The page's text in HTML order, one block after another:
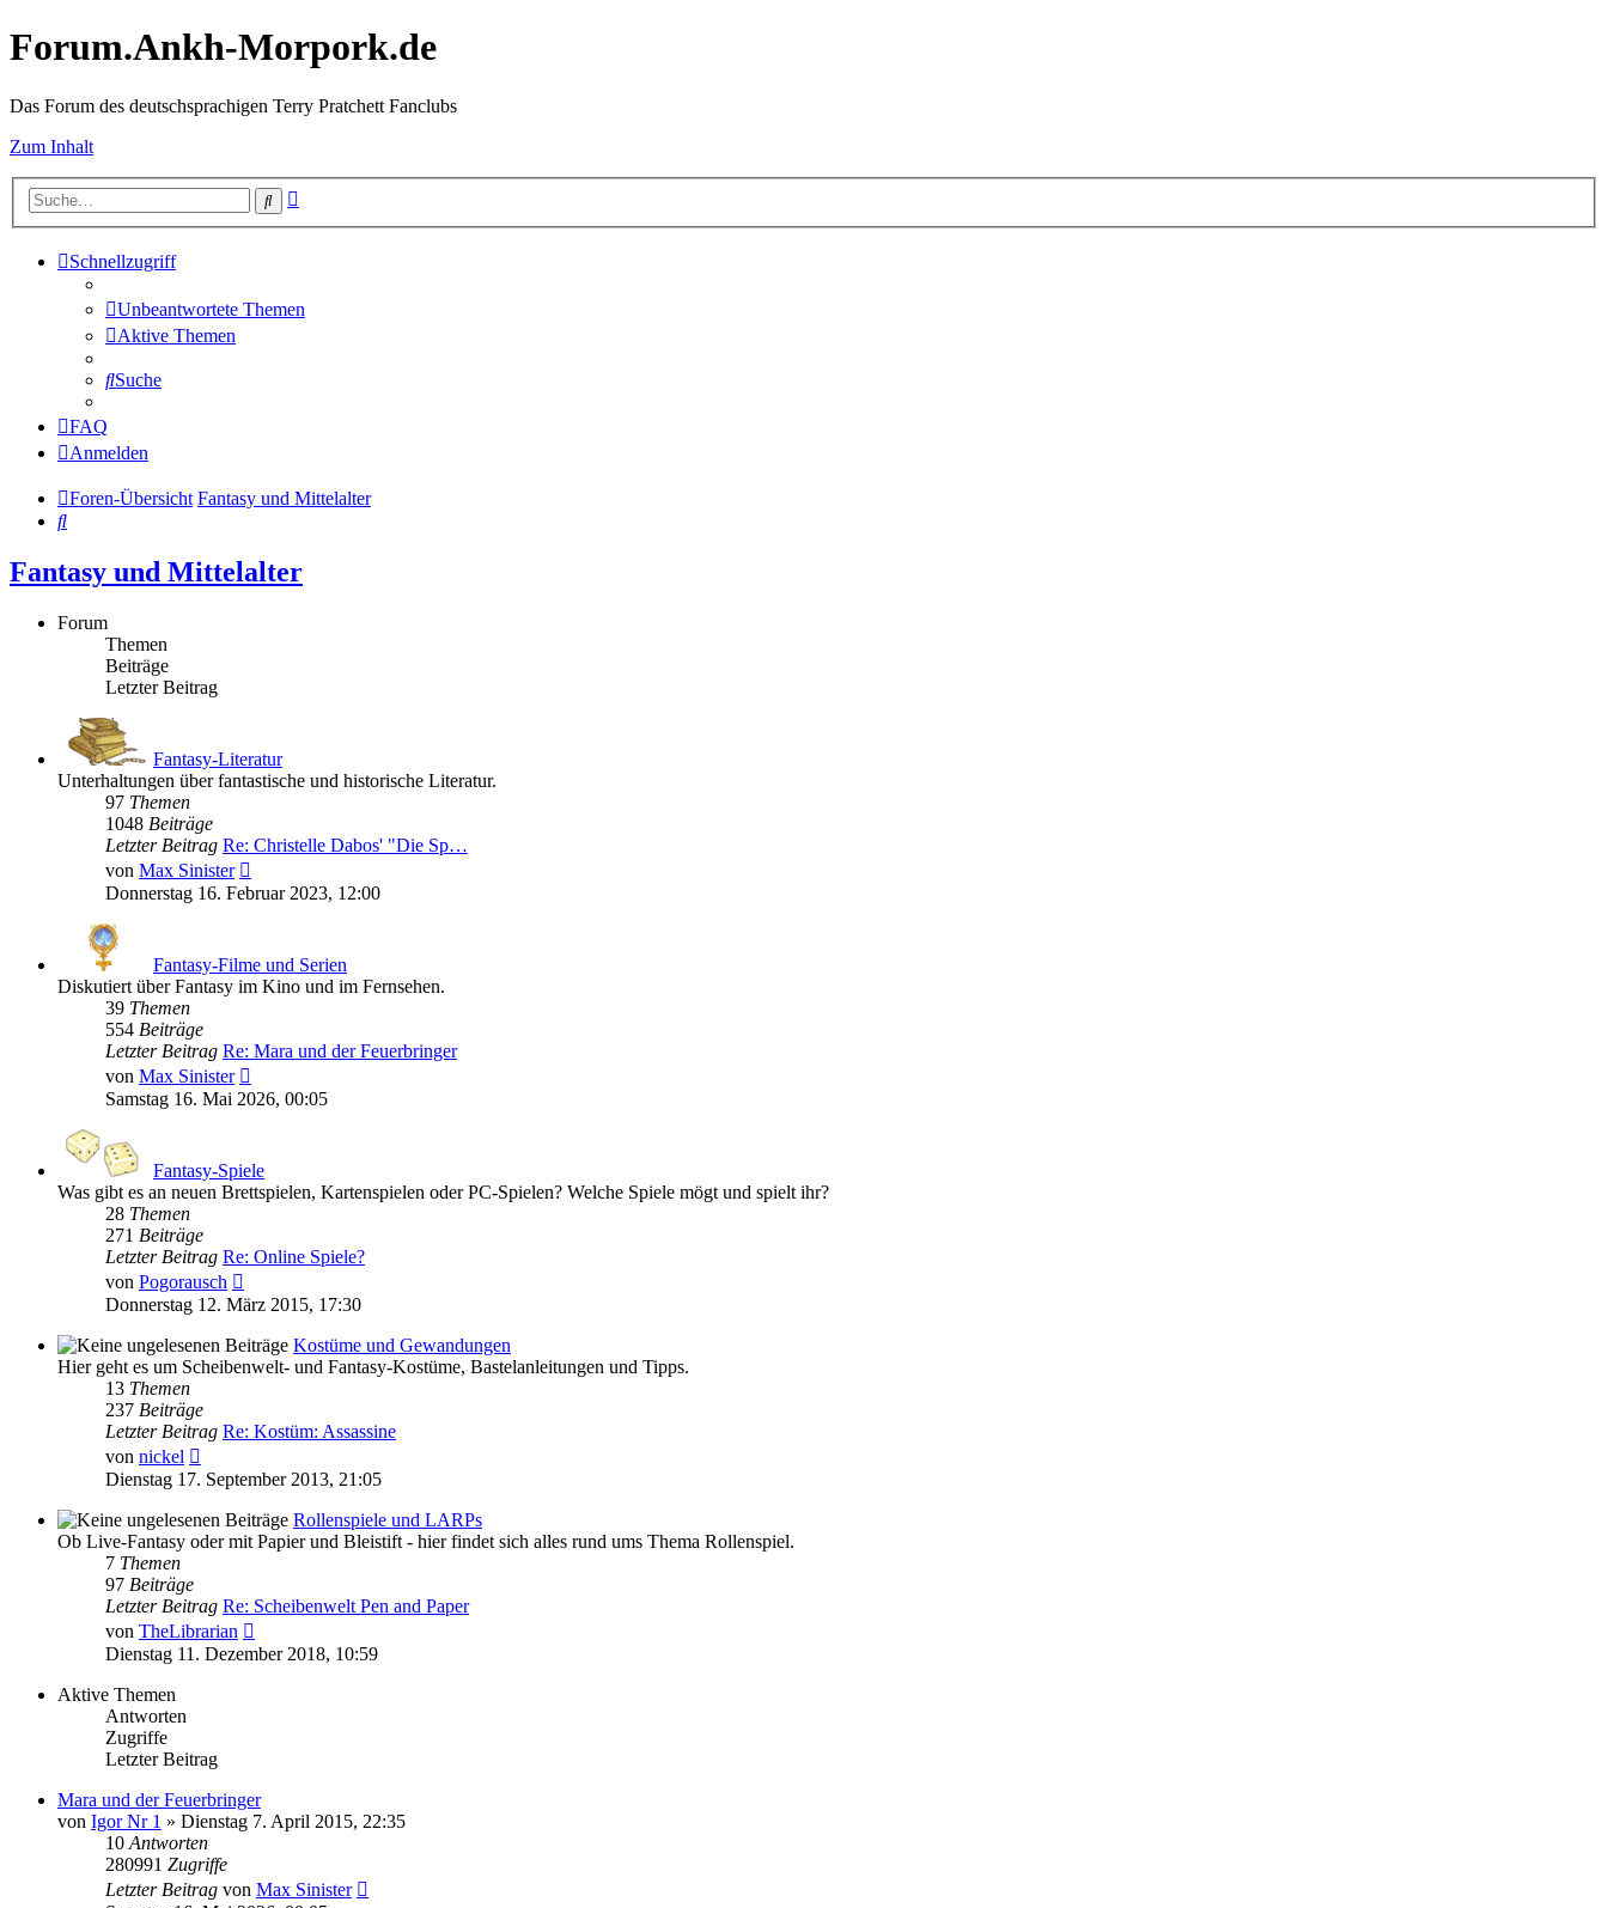
Forum.Ankh-Morpork.de
Das Forum des deutschsprachigen Terry Pratchett Fanclubs
Zum Inhalt
Suche
Schnellzugriff
Unbeantwortete Themen
Aktive Themen
Suche
FAQ
Anmelden
Foren-Übersicht Fantasy und Mittelalter
Suche
Fantasy und Mittelalter
Forum
Themen
Beiträge
Letzter Beitrag
Fantasy-Literatur
Unterhaltungen über fantastische und historische Literatur.
97 Themen
1048 Beiträge
Letzter Beitrag Re: Christelle Dabos' "Die Sp…
von Max Sinister
Beitrag
Donnerstag 16. Februar 2023, 12:00
Fantasy-Filme und Serien
Diskutiert über Fantasy im Kino und im Fernsehen.
39 Themen
554 Beiträge
Letzter Beitrag Re: Mara und der Feuerbringer
von Max Sinister
Beitrag
Samstag 16. Mai 2026, 00:05
Fantasy-Spiele
Was gibt es an neuen Brettspielen, Kartenspielen oder PC-Spielen? Welche Spiele mögt und spielt ihr?
28 Themen
271 Beiträge
Letzter Beitrag Re: Online Spiele?
von Pogorausch
Beitrag
Donnerstag 12. März 2015, 17:30
Kostüme und Gewandungen
Hier geht es um Scheibenwelt- und Fantasy-Kostüme, Bastelanleitungen und Tipps.
13 Themen
237 Beiträge
Letzter Beitrag Re: Kostüm: Assassine
von nickel
Beitrag
Dienstag 17. September 2013, 21:05
Rollenspiele und LARPs
Ob Live-Fantasy oder mit Papier und Bleistift - hier findet sich alles rund ums Thema Rollenspiel.
7 Themen
97 Beiträge
Letzter Beitrag Re: Scheibenwelt Pen and Paper
von TheLibrarian
Beitrag
Dienstag 11. Dezember 2018, 10:59
Aktive Themen
Antworten
Zugriffe
Letzter Beitrag
Mara und der Feuerbringer
von Igor Nr 1 » Dienstag 7. April 2015, 22:35
10 Antworten
280991 Zugriffe
Letzter Beitrag von Max Sinister